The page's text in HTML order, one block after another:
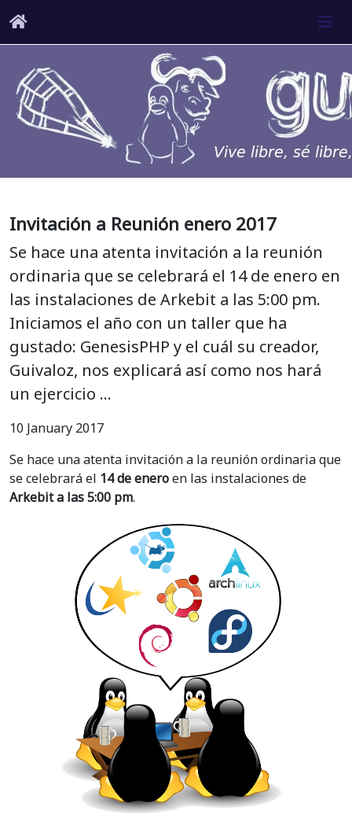
Invitación a Reunión enero 2017
Se hace una atenta invitación a la reunión
ordinaria que se celebrará el 14 de enero en
las instalaciones de Arkebit a las 5:00 pm.
Iniciamos el año con un taller que ha
gustado: GenesisPHP y el cuál su creador,
Guivaloz, nos explicará así como nos hará
un ejercicio …
10 January 2017
Se hace una atenta invitación a la reunión ordinaria que
se celebrará el 14 de eneroen las instalaciones de
Arkebit a las 5:00 pm.